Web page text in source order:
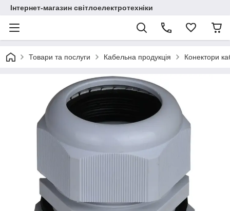
Інтернет-магазин світлоелектротехніки
Товари та послуги Кабельна продукція Конектори